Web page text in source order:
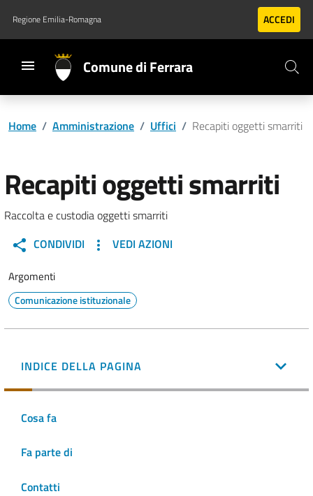
Vai al contenuto principale
Vai al footer
Regione Emilia-Romagna ACCEDI
Comune di Ferrara
Home / Amministrazione / Uffici / Recapiti oggetti smarriti
Recapiti oggetti smarriti
Raccolta e custodia oggetti smarriti
CONDIVIDI
VEDI AZIONI
Argomenti
Comunicazione istituzionale
INDICE DELLA PAGINA
Cosa fa
Fa parte di
Contatti